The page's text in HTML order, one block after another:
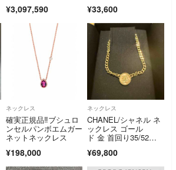
PG ピンクゴール
ド ダイヤモンド グレ
ーシェル【中古】レデ
¥3,097,590 ¥33,600
ネックレス
確実正規品‼️ブシュロ
ンセルパンボエムガー
ネットネックレス
¥198,000
ネックレス
CHANEL/シャネル ネ
ックレス ゴール
ド 金 首回り35/52
¥69,800